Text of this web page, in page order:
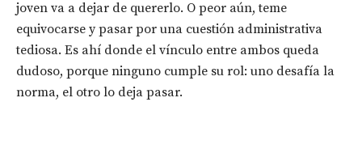
joven va a dejar de quererlo. O peor aún, teme
equivocarse y pasar por una cuestión administrativa
tediosa. Es ahí donde el vínculo entre ambos queda
dudoso, porque ninguno cumple su rol: uno desafía la
norma, el otro lo deja pasar.